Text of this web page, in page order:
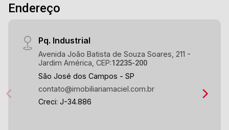
Endereço
Pq. Industrial
Avenida João Batista de Souza Soares, 211 -
Jardim América, CEP:12235-200
São José dos Campos - SP
contato@imobiliariamaciel.com.br
Creci: J-34.886